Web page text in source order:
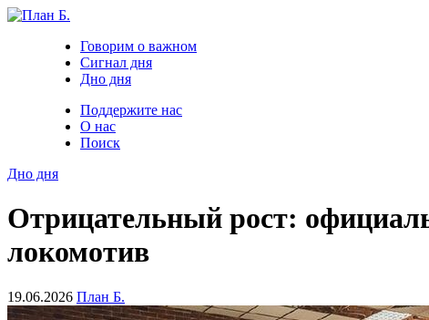
Говорим о важном
Сигнал дня
Дно дня
Поддержите нас
О нас
Поиск
Дно дня
Отрицательный рост:
локомотив
19.06.2026 План Б.